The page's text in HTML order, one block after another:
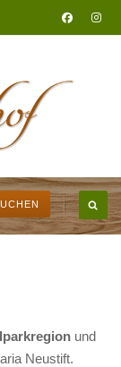
und
Neustift.